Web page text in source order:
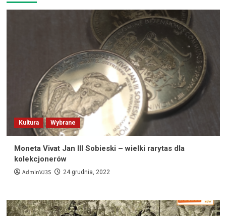
Kultura Wybrane
Moneta Vivat Jan III Sobieski – wielki rarytas dla
kolekcjonerów
AdminVJ3S 24 grudnia, 2022